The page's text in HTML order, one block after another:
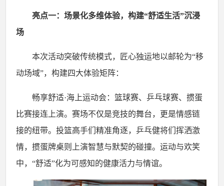
亮点一：场景化多维体验，构建“舒适生活”沉浸
场
本次活动突破传统模式，匠心独运地以邮轮为“移
动场域”，构建四大体验矩阵：
畅享舒适·海上运动会：篮球赛、乒乓球赛、掼蛋
比赛接连上演。赛场不仅是竞技的舞台，更是情感链
接的纽带。投篮高手们精准角逐，乒乓健将们挥洒激
情，掼蛋牌桌则上演智慧与默契的碰撞。运动与欢笑
中，“舒适”化为可感知的健康活力与情谊。